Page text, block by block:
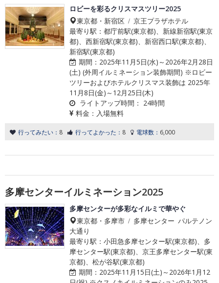
ロビーを彩るクリスマスツリー2025
東京都・新宿区 / 京王プラザホテル
最寄り駅：都庁前駅(東京都)、新線新宿駅(東京
都)、西新宿駅(東京都)、新宿西口駅(東京都)、
新宿駅(東京都)
期間： 2025年11月5日(水)～2026年2月28日
(土) (外周イルミネーション装飾期間) ※ロビー
ツリーおよびホテルクリスマス装飾は 2025年
11月8日(金)～12月25日(木)
ライトアップ時間： 24時間
料金： 入場無料
行ってみたい： 8 行ってよかった： 8 電球数： 6,000
多摩センターイルミネーション2025
多摩センターが多彩なイルミで華やぐ
東京都・多摩市 / 多摩センター パルテノン
大通り
最寄り駅：小田急多摩センター駅(東京都)、多
摩センター駅(東京都)、京王多摩センター駅(東
京都)、松が谷駅(東京都)
期間： 2025年11月15日(土)～2026年1月12